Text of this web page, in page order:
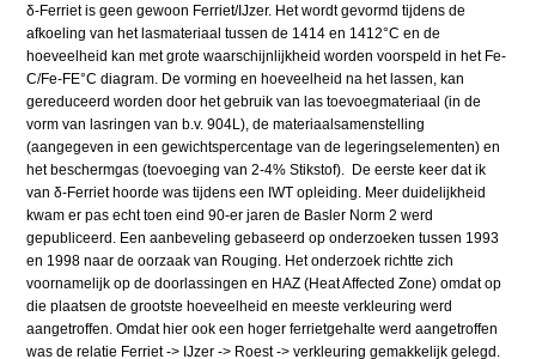
δ-Ferriet is geen gewoon Ferriet/IJzer. Het wordt gevormd tijdens de
afkoeling van het lasmateriaal tussen de 1414 en 1412°C en de
hoeveelheid kan met grote waarschijnlijkheid worden voorspeld in het Fe-
C/Fe-FE°C diagram. De vorming en hoeveelheid na het lassen, kan
gereduceerd worden door het gebruik van las toevoegmateriaal (in de
vorm van lasringen van b.v. 904L), de materiaalsamenstelling
(aangegeven in een gewichtspercentage van de legeringselementen) en
het beschermgas (toevoeging van 2-4% Stikstof). De eerste keer dat ik
van δ-Ferriet hoorde was tijdens een IWT opleiding. Meer duidelijkheid
kwam er pas echt toen eind 90-er jaren de Basler Norm 2 werd
gepubliceerd. Een aanbeveling gebaseerd op onderzoeken tussen 1993
en 1998 naar de oorzaak van Rouging. Het onderzoek richtte zich
voornamelijk op de doorlassingen en HAZ (Heat Affected Zone) omdat op
die plaatsen de grootste hoeveelheid en meeste verkleuring werd
aangetroffen. Omdat hier ook een hoger ferrietgehalte werd aangetroffen
was de relatie Ferriet -> IJzer -> Roest -> verkleuring gemakkelijk gelegd.